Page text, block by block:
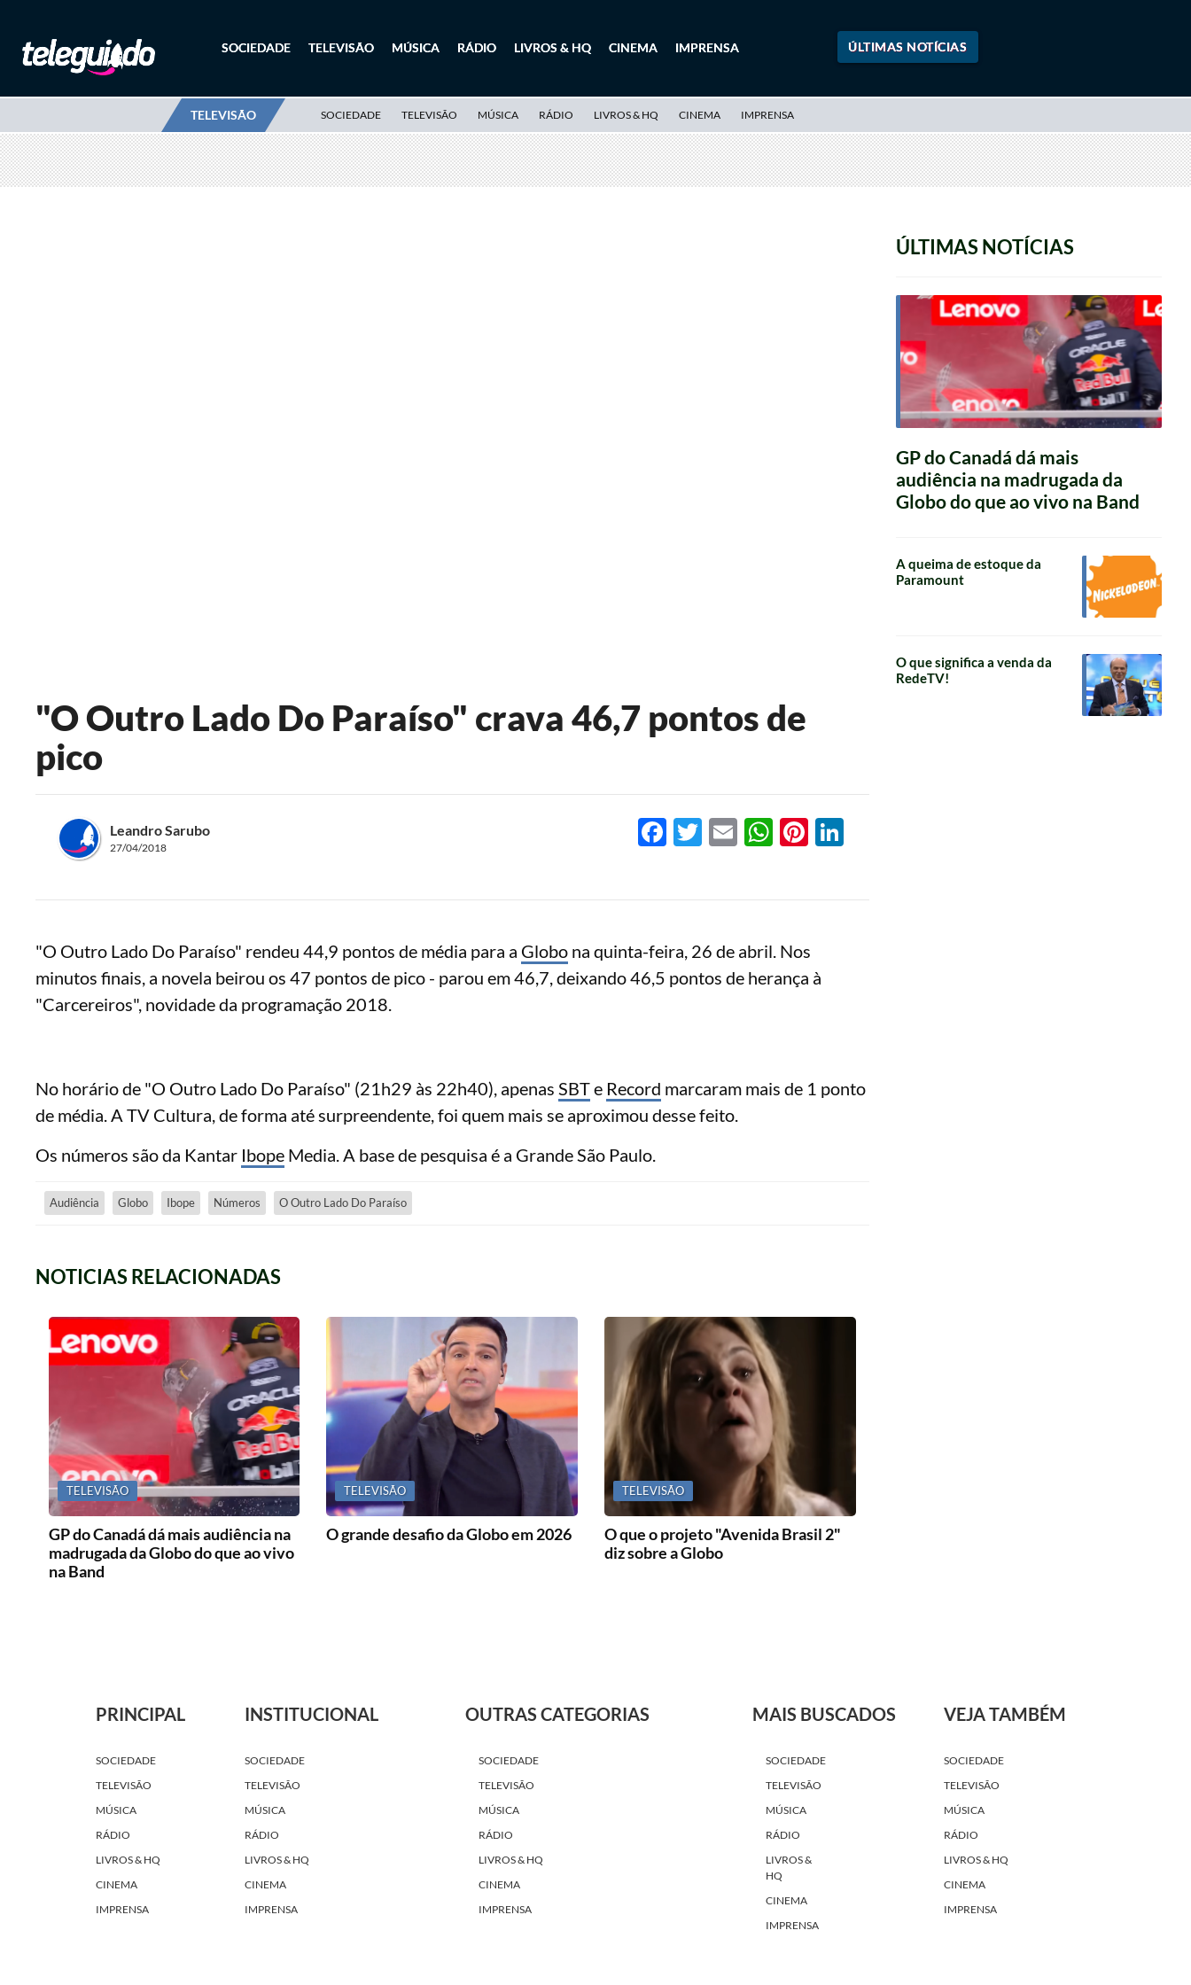
ÚLTIMAS NOTÍCIAS
SOCIEDADE TELEVISÃO MÚSICA RÁDIO LIVROS & HQ CINEMA IMPRENSA
TELEVISÃO SOCIEDADE TELEVISÃO MÚSICA RÁDIO LIVROS & HQ CINEMA IMPRENSA
"O Outro Lado Do Paraíso" crava 46,7 pontos de
pico
Leandro Sarubo
27/04/2018 Facebook
Twitter
EmailWhatsApp
Pinterest
LinkedIn
"O Outro Lado Do Paraíso" rendeu 44,9 pontos de média para a Globona quinta-feira, 26 de abril. Nos
minutos finais, a novela beirou os 47 pontos de pico - parou em 46,7, deixando 46,5 pontos de herança à
"Carcereiros", novidade da programação 2018.
No horário de "O Outro Lado Do Paraíso" (21h29 às 22h40), apenas SBTe Record marcaram mais de 1 ponto
de média. A TV Cultura, de forma até surpreendente, foi quem mais se aproximou desse feito.
Os números são da Kantar IbopeMedia. A base de pesquisa é a Grande São Paulo.
Audiência Globo Ibope Números O Outro Lado Do Paraíso
NOTICIAS RELACIONADAS
TELEVISÃO
GP do Canadá dá mais audiência na
madrugada da Globo do que ao vivo
na Band
TELEVISÃO
O grande desafio da Globo em 2026
TELEVISÃO
O que o projeto "Avenida Brasil 2"
diz sobre a Globo
ÚLTIMAS NOTÍCIAS
GP do Canadá dá mais
audiência na madrugada da
Globo do que ao vivo na Band
A queima de estoque da
Paramount
O que significa a venda da
RedeTV!
PRINCIPAL
SOCIEDADE
TELEVISÃO
MÚSICA
RÁDIO
LIVROS & HQ
CINEMA
IMPRENSA
INSTITUCIONAL
SOCIEDADE
TELEVISÃO
MÚSICA
RÁDIO
LIVROS & HQ
CINEMA
IMPRENSA
OUTRAS CATEGORIAS
SOCIEDADE
TELEVISÃO
MÚSICA
RÁDIO
LIVROS & HQ
CINEMA
IMPRENSA
MAIS BUSCADOS
SOCIEDADE
TELEVISÃO
MÚSICA
RÁDIO
LIVROS &
HQ
CINEMA
IMPRENSA
VEJA TAMBÉM
SOCIEDADE
TELEVISÃO
MÚSICA
RÁDIO
LIVROS & HQ
CINEMA
IMPRENSA